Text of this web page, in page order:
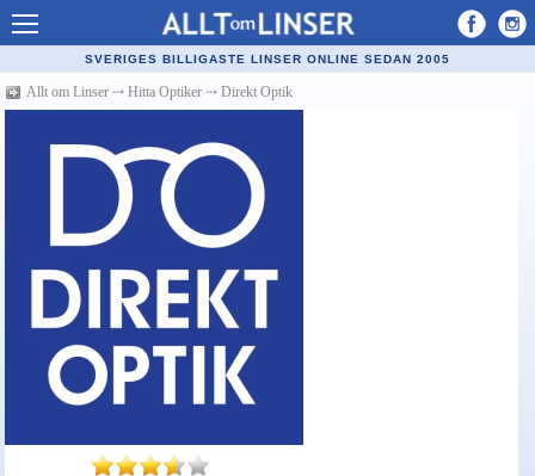
Allt om Linser
Billiga kontaktlinser
Återförsäljare linser
Populära linser
Kontaktlinstyper
Linsvätska
Optiker
Synfel
Glasögon
SVERIGES BILLIGASTE LINSER ONLINE SEDAN 2005
Allt om Linser ⤏ Hitta Optiker ⤏ Direkt Optik